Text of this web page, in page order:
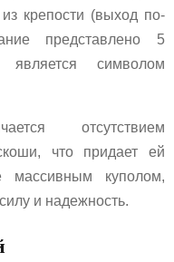
крепости (выход по-
представлено 5
символом
отсутствием
что придает ей
массивным куполом,
и надежность.